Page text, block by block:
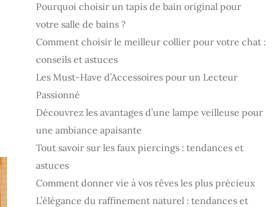
Pourquoi choisir un tapis de bain original pour
votre salle de bains ?
Comment choisir le meilleur collier pour votre chat :
conseils et astuces
Les Must-Have d’Accessoires pour un Lecteur
Passionné
Découvrez les avantages d’une lampe veilleuse pour
une ambiance apaisante
Tout savoir sur les faux piercings : tendances et
astuces
Comment donner vie à vos rêves les plus précieux
L’élégance du raffinement naturel : tendances et